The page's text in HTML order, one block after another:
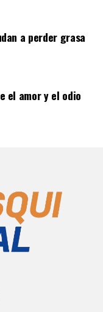
a perder grasa
el amor y el odio